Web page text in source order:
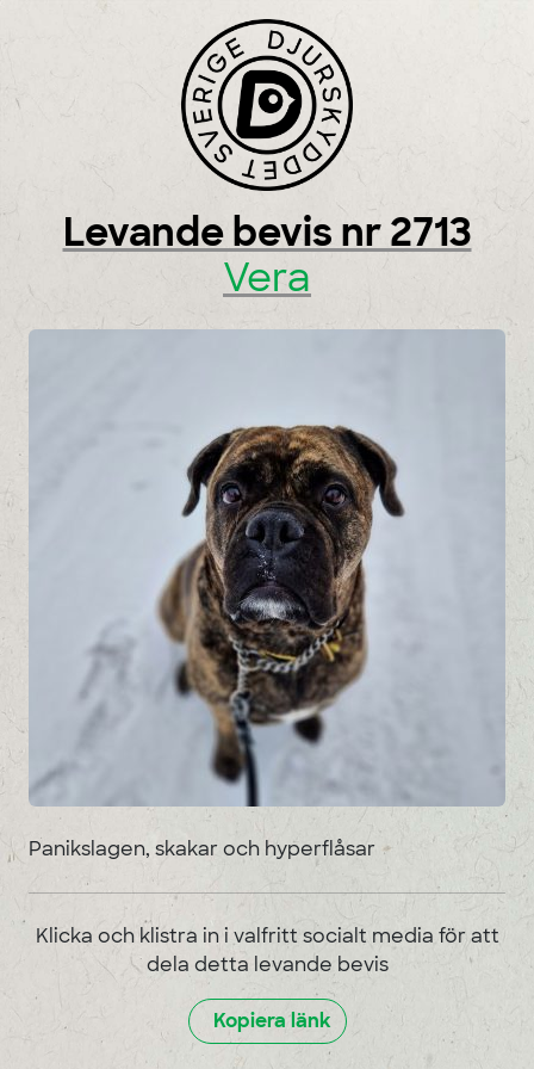
Skip to content
Levande bevis nr 2713
Vera
Panikslagen, skakar och hyperflåsar
Klicka och klistra in i valfritt socialt media för att
dela detta levande bevis
Kopiera länk